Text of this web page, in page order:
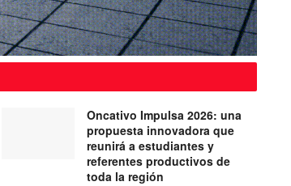
Oncativo Impulsa 2026: una
propuesta innovadora que
reunirá a estudiantes y
referentes productivos de
toda la región